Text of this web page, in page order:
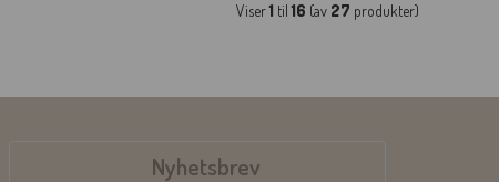
Viser1 til16 (av 27 produkter)
Nyhetsbrev